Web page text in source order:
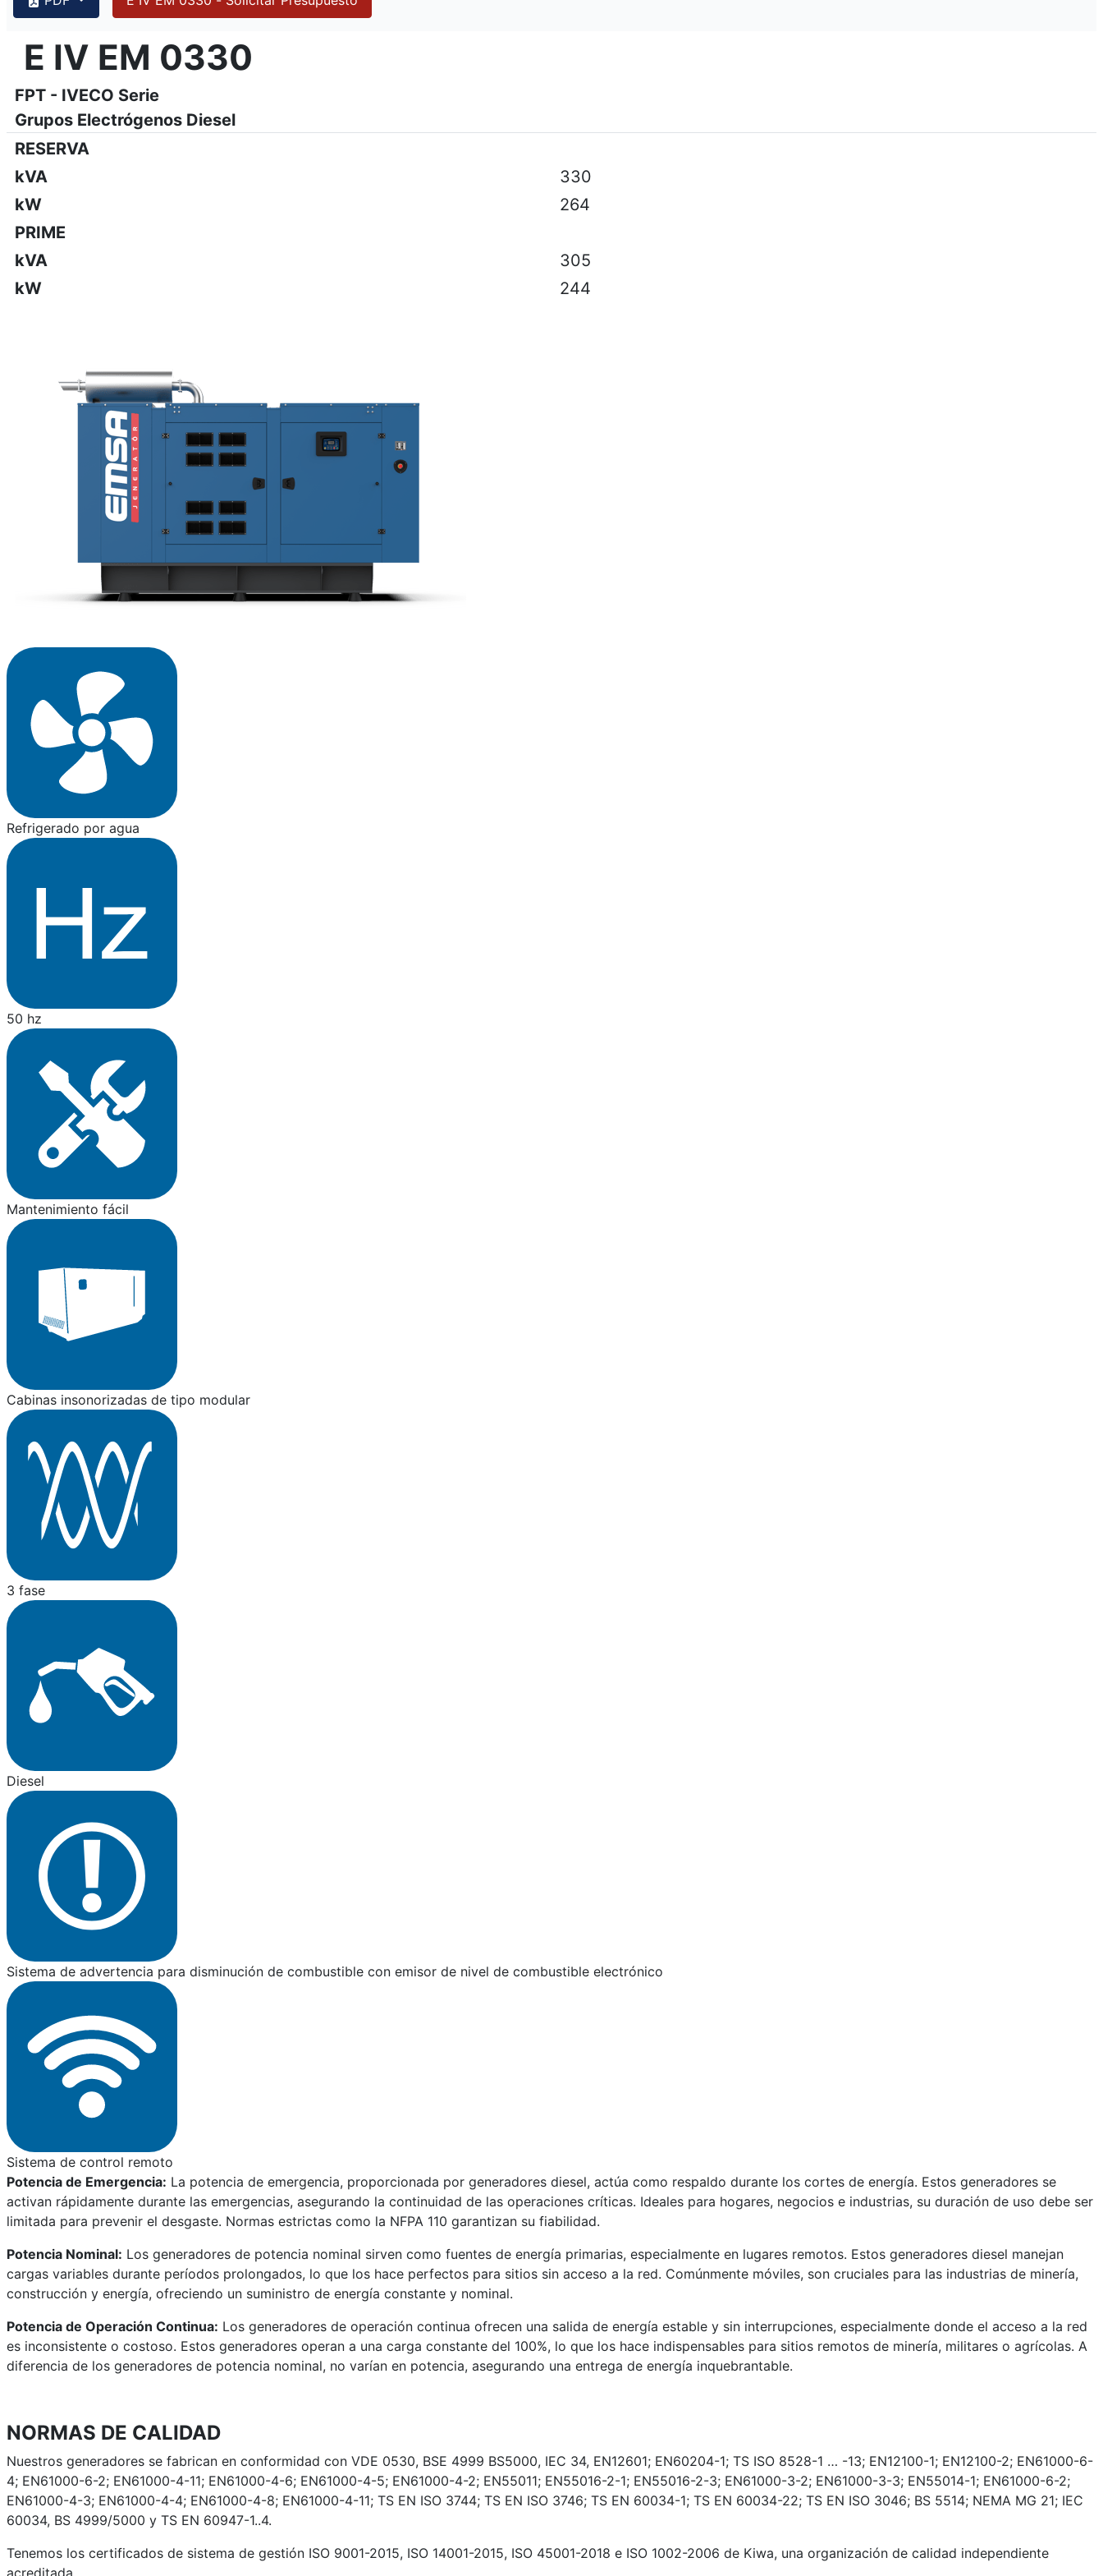
{PAGENO}
info@emsa.gen.tr|www.emsa.gen.tr
E IV EM 0330
E IV EM 0330
FPT - IVECO Serie
Grupos Electrógenos Diesel
RESERVA
kVA
330
kW
264
PRIME
kVA
305
kW
244
Refrigerado por agua
50 hz
Mantenimiento fácil
Cabinas insonorizadas de tipo modular
3 fase
Diesel
Sistema de advertencia para disminución de combustible con emisor de nivel de combustible electrónico
Sistema de control remoto
Potencia de Emergencia: La potencia de emergencia, proporcionada por generadores diesel, actúa como respaldo durante los cortes de energía. Estos generadores se
activan rápidamente durante las emergencias, asegurando la continuidad de las operaciones críticas. Ideales para hogares, negocios e industrias, su duración de uso debe ser
limitada para prevenir el desgaste. Normas estrictas como la NFPA 110 garantizan su fiabilidad.
Potencia Nominal: Los generadores de potencia nominal sirven como fuentes de energía primarias, especialmente en lugares remotos. Estos generadores diesel manejan
cargas variables durante períodos prolongados, lo que los hace perfectos para sitios sin acceso a la red. Comúnmente móviles, son cruciales para las industrias de minería,
construcción y energía, ofreciendo un suministro de energía constante y nominal.
Potencia de Operación Continua: Los generadores de operación continua ofrecen una salida de energía estable y sin interrupciones, especialmente donde el acceso a la red
es inconsistente o costoso. Estos generadores operan a una carga constante del 100%, lo que los hace indispensables para sitios remotos de minería, militares o agrícolas. A
diferencia de los generadores de potencia nominal, no varían en potencia, asegurando una entrega de energía inquebrantable.
NORMAS DE CALIDAD
Nuestros generadores se fabrican en conformidad con VDE 0530, BSE 4999 BS5000, IEC 34, EN12601; EN60204-1; TS ISO 8528-1 … -13; EN12100-1; EN12100-2; EN61000-6-
4; EN61000-6-2; EN61000-4-11; EN61000-4-6; EN61000-4-5; EN61000-4-2; EN55011; EN55016-2-1; EN55016-2-3; EN61000-3-2; EN61000-3-3; EN55014-1; EN61000-6-2;
EN61000-4-3; EN61000-4-4; EN61000-4-8; EN61000-4-11; TS EN ISO 3744; TS EN ISO 3746; TS EN 60034-1; TS EN 60034-22; TS EN ISO 3046; BS 5514; NEMA MG 21; IEC
60034, BS 4999/5000 y TS EN 60947-1..4.
Tenemos los certificados de sistema de gestión ISO 9001-2015, ISO 14001-2015, ISO 45001-2018 e ISO 1002-2006 de Kiwa, una organización de calidad independiente